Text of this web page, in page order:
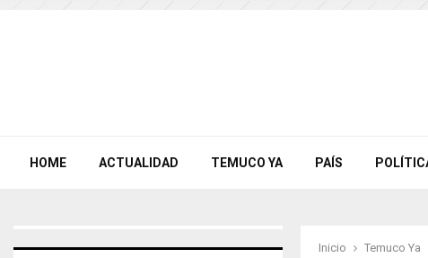
HOME ACTUALIDAD TEMUCO YA PAÍS
Inicio
Temuco Ya